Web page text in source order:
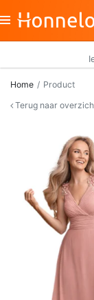
Home
Product
Terug naar